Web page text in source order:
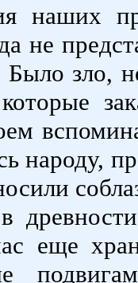
наших
не
Было зло,
народу,
еще